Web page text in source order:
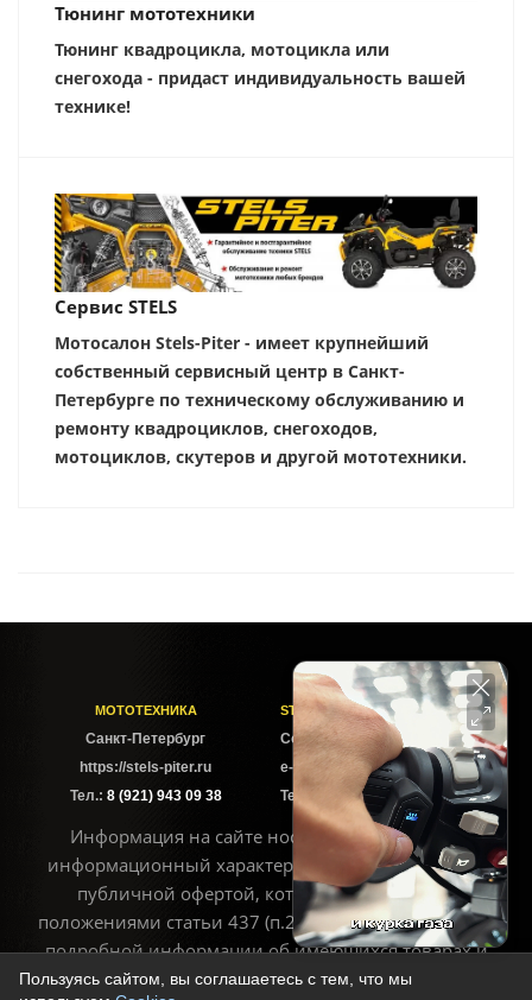
Тюнинг мототехники
Тюнинг квадроцикла, мотоцикла или
снегохода - придаст индивидуальность вашей
технике!
Сервис STELS
Мотосалон Stels-Piter - имеет крупнейший
собственный сервисный центр в Санкт-
Петербурге по техническому обслуживанию и
ремонту квадроциклов, снегоходов,
мотоциклов, скутеров и другой мототехники.
МОТОТЕХНИКА
Cанкт-Петербург
https://stels-piter.ru
Тел.: 8 (921) 943 09 38
STELS-PITER СОФИЙСКАЯ
Софийская ул. 6Б
e-mail: sales@stels-piter.ru
Тел.:
8 (921) 943 09 38
Информация на сайте носит исключительно
информационный характер и не может считаться
публичной офертой, которая определяется
положениями статьи 437 (п.2) ГК РФ. Для получения
подробной информации об имеющихся товарах и
ценах воспользуйтесь контактами, указанными на
Пользуясь сайтом, вы соглашаетесь с тем, что мы